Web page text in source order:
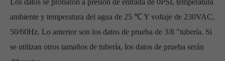
ambiente y temperatura del agua de 25 ℃ Y voltaje de 230VAC,
50/60Hz. Lo anterior son los datos de prueba de 3/8 "tubería. Si
se utilizan otros tamaños de tubería, los datos de prueba serán